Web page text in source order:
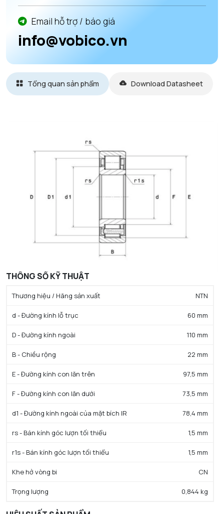
Email hỗ trợ / báo giá
info@vobico.vn
Tổng quan sản phẩm Download Datasheet
THÔNG SỐ KỸ THUẬT
Thương hiệu / Hãng sản xuất NTN
d - Đường kính lỗ trục 60 mm
D - Đường kính ngoài 110 mm
B - Chiều rộng 22 mm
E - Đường kính con lăn trên 97,5 mm
F - Đường kính con lăn dưới 73,5 mm
d1 - Đường kính ngoài của mặt bích IR 78,4 mm
rs - Bán kính góc lượn tối thiểu 1,5 mm
r1s - Bán kính góc lượn tối thiểu 1,5 mm
Khe hở vòng bi CN
Trọng lượng 0,844 kg